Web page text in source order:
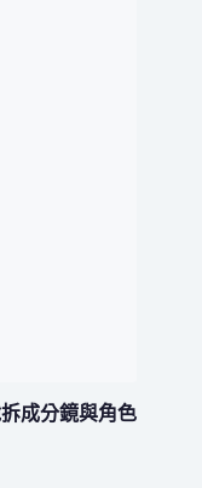
成分鏡與角色